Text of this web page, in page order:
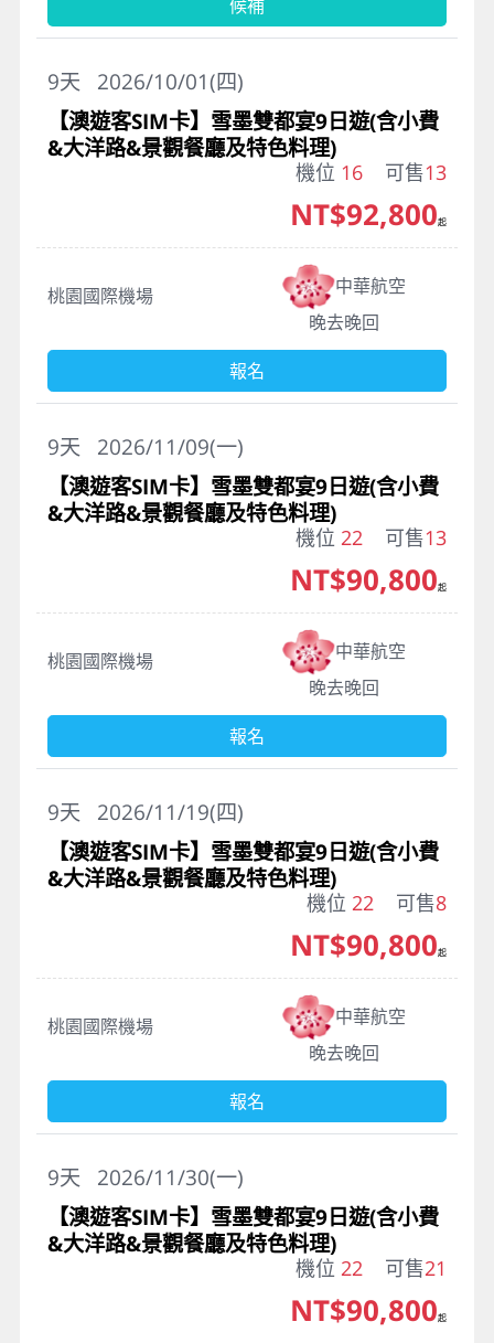
候補
2026/10/01(四)
9天
【澳遊客SIM卡】雪墨雙都宴9日遊(含小費
&大洋路&景觀餐廳及特色料理)
機位 16 可售13
桃園國際機場
中華航空
晚去晚回
NT$92,800起
報名
2026/11/09(一)
9天
【澳遊客SIM卡】雪墨雙都宴9日遊(含小費
&大洋路&景觀餐廳及特色料理)
機位 22 可售13
桃園國際機場
中華航空
晚去晚回
NT$90,800起
報名
2026/11/19(四)
9天
【澳遊客SIM卡】雪墨雙都宴9日遊(含小費
&大洋路&景觀餐廳及特色料理)
機位 22 可售8
桃園國際機場
中華航空
晚去晚回
NT$90,800起
報名
2026/11/30(一)
9天
【澳遊客SIM卡】雪墨雙都宴9日遊(含小費
&大洋路&景觀餐廳及特色料理)
機位 22 可售21
NT$90,800起